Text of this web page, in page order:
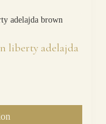
liberty adelajda